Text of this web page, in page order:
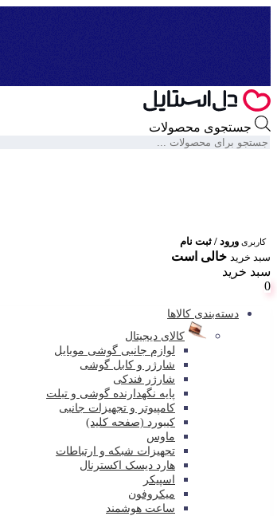
جستجوی محصولات
کاربری ورود / ثبت نام
سبد خرید خالی است
سبد خرید
0
دسته‌بندی کالاها
کالای دیجیتال
لوازم جانبی گوشی موبایل
شارژر و کابل گوشی
شارژر فندکی
پایه نگهدارنده گوشی و تبلت
کامپیوتر و تجهیزات جانبی
کیبورد (صفحه کلید)
ماوس
تجهیزات شبکه و ارتباطات
هارد دیسک اکسترنال
اسپیکر
میکروفون
ساعت هوشمند